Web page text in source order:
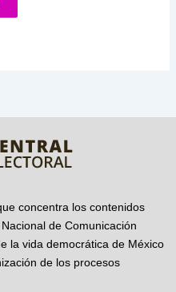
concentra los contenidos
de Comunicación
la vida democrática de México
de los procesos